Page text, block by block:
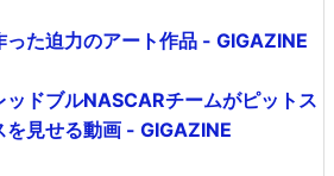
った迫力のアート作品 - GIGAZINE
ッドブルNASCARチームがピットス
を見せる動画 - GIGAZINE